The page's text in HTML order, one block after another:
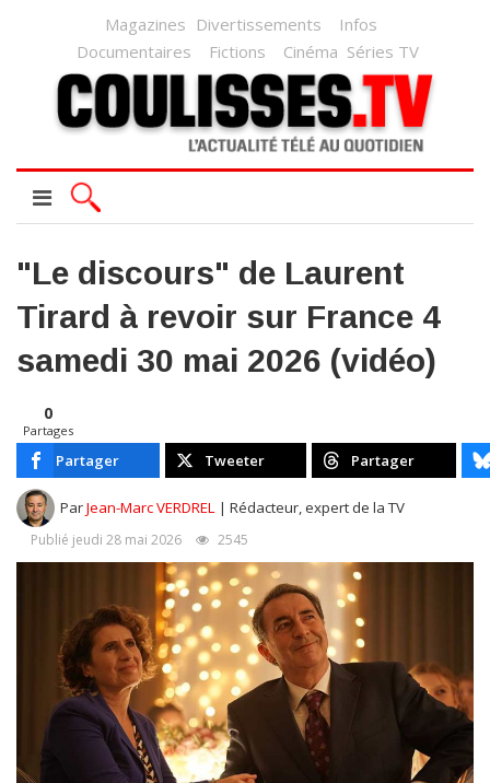
Magazines Divertissements
Infos
Documentaires
Fictions Cinéma Séries TV
"Le discours" de Laurent
Tirard à revoir sur France 4
samedi 30 mai 2026 (vidéo)
0
Partages
Partager Tweeter Partager
ParJean-Marc VERDREL | Rédacteur, expert de la TV
Publié jeudi 28 mai 2026 2545